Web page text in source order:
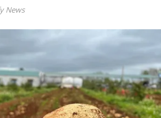
News